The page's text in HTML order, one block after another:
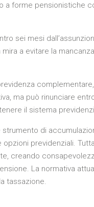
a forme pensionistiche
sei mesi
a evitare la
ma può rinunciare
il sistema
di
previdenziali.
creando
La normativa
tassazione.